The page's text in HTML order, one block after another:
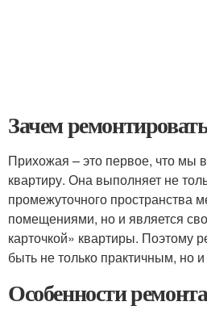
Зачем
Прихожая – это первое, что мы
квартиру. Она выполняет не
промежуточного пространства
помещениями, но и является
карточкой» квартиры. Поэтому
быть не только практичным, но
Особенности